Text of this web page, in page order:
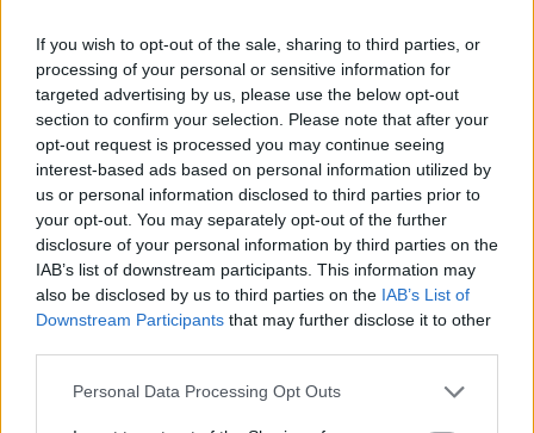
If you wish to opt-out of the sale, sharing to third parties, or
processing of your personal or sensitive information for
targeted advertising by us, please use the below opt-out
section to confirm your selection. Please note that after your
opt-out request is processed you may continue seeing
interest-based ads based on personal information utilized by
us or personal information disclosed to third parties prior to
your opt-out. You may separately opt-out of the further
disclosure of your personal information by third parties on the
IAB’s list of downstream participants. This information may
also be disclosed by us to third parties on the IAB’s List of
Downstream Participants that may further disclose it to other
Please note that this website/app uses one or more Google
Personal Data Processing Opt Outs
ΣΥΛΛΟΓΟΙ
Μνημείο ποντιακής λύρας στη Διποταμία
Καστοριάς: Συγκίνηση στα αποκαλυπτήρια που
έγιναν από τη Βούλα Πατουλίδου
19/07/2026 - 2:55μμ